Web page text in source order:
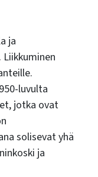
ja
luvulta
jotka ovat
solisevat yhä
ja